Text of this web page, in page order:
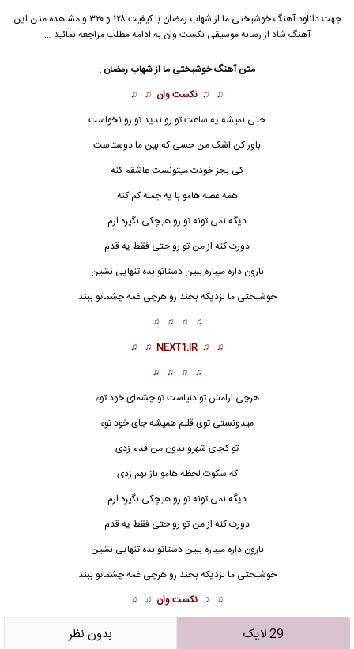
جهت دانلود آهنگ خوشبختی ما از شهاب رمضان
با کیفیت ۱۲۸ و ۳۲۰ و مشاهده متن این
آهنگ شاد از رسانه موسیقی نکست وان به ادامه مطلب مراجعه نمائید …
متن آهنگ خوشبختی ما ازشهاب رمضان :
♫ ♫ نکست وان ♫ ♫
حتی نمیشه یه ساعت تو رو ندید تو رو نخواست
باور کن اشک من حسی که بین ما دوستاست
کی بجز خودت میتونست عاشقم کنه
همه غصه هامو با یه جمله کم کنه
دیگه نمی تونه تو رو هیچکی بگیره ازم
دورت کنه از من تو رو حتی فقط یه قدم
بارون داره میباره ببین دستاتو بده تنهایی نشین
خوشبختی ما نزدیکه بخند رو هرچی غمه چشماتو ببند
♫ ♫ ♫ ♫
♫ ♫
NEXT1.IR
♫ ♫
♫ ♫ ♫ ♫
هرچی ارامش تو دنیاست تو چشمای خود توء
میدونستی توی قلبم همیشه جای خود توء
تو کجای شهرو بدون من قدم زدی
که سکوت لحظه هامو باز بهم زدی
دیگه نمی تونه تو رو هیچکی بگیره ازم
دورت کنه از من تو رو حتی فقط یه قدم
بارون داره میباره ببین دستاتو بده تنهایی نشین
خوشبختی ما نزدیکه بخند رو هرچی غمه چشماتو ببند
♫ ♫ نکست وان ♫ ♫
29 لایک بدون نظر